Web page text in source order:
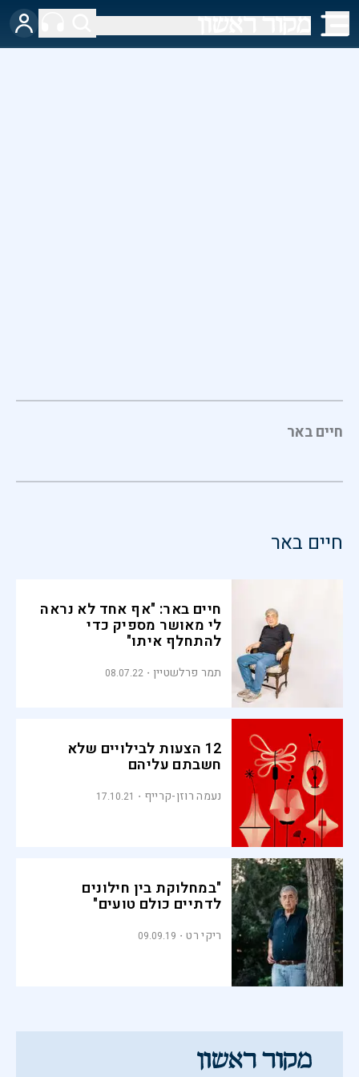
חיים באר
חיים באר
חיים באר: "אף אחד לא נראה
לי מאושר מספיק כדי
להתחלף איתו"
תמר פרלשטיין 08.07.22
12 הצעות לבילויים שלא
חשבתם עליהם
נעמה רוזן-קרייף 17.10.21
"במחלוקת בין חילונים
לדתיים כולם טועים"
ריקי רט 09.09.19